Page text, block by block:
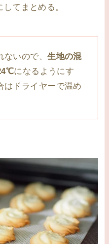
てまとめる。
ないので、生地の混
になるようにす
はドライヤーで温め